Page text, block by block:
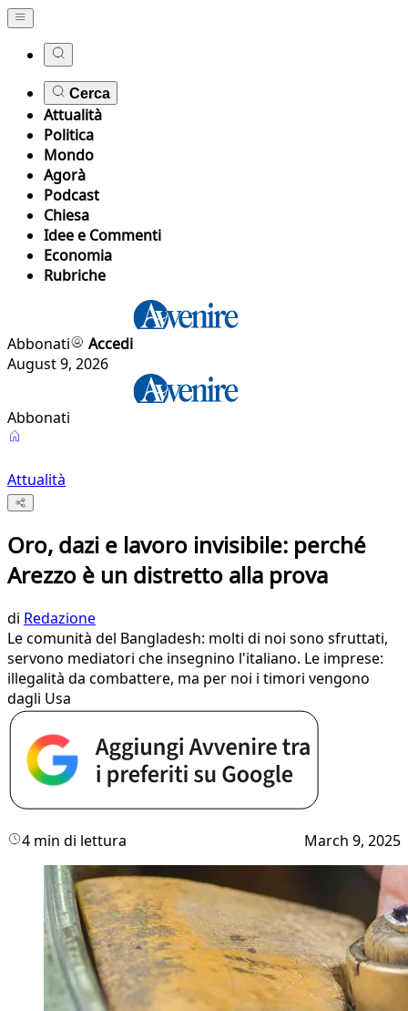
Cerca
Attualità
Politica
Mondo
Agorà
Podcast
Chiesa
Idee e Commenti
Economia
Rubriche
Abbonati
Accedi
August 9, 2026
Abbonati
Attualità
Oro, dazi e lavoro invisibile: perché
Arezzo è un distretto alla prova
di Redazione
Le comunità del Bangladesh: molti di noi sono sfruttati,
servono mediatori che insegnino l'italiano. Le imprese:
illegalità da combattere, ma per noi i timori vengono
dagli Usa
4 min di lettura March 9, 2025